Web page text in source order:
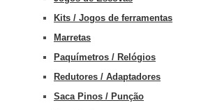
Kits / Jogos de ferramentas
Marretas
Paquímetros / Relógios
Redutores / Adaptadores
Saca Pinos / Punção